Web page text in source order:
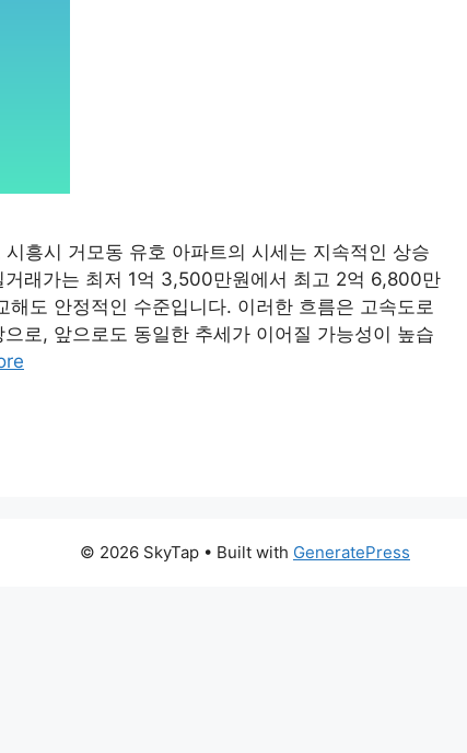
흥시 거모동 유호 아파트의 시세는 지속적인 상승
래가는 최저 1억 3,500만원에서 최고 2억 6,800만
도 안정적인 수준입니다. 이러한 흐름은 고속도로
로, 앞으로도 동일한 추세가 이어질 가능성이 높습
© 2026 SkyTap • Built with GeneratePress